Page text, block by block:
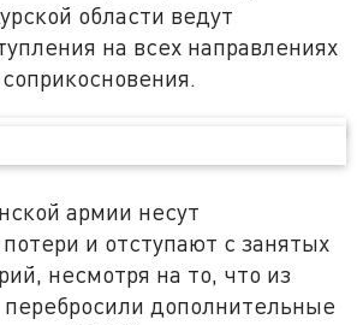
области ведут
на всех направлениях
армии несут
и отступают с занятых
несмотря на то, что из
дополнительные